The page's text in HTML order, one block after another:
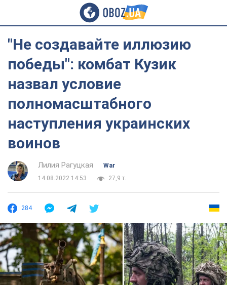
"Не создавайте иллюзию
победы": комбат Кузик
назвал условие
полномасштабного
наступления украинских
воинов
Лилия Рагуцкая
War
14.08.2022 14:53
27,9 т.
284